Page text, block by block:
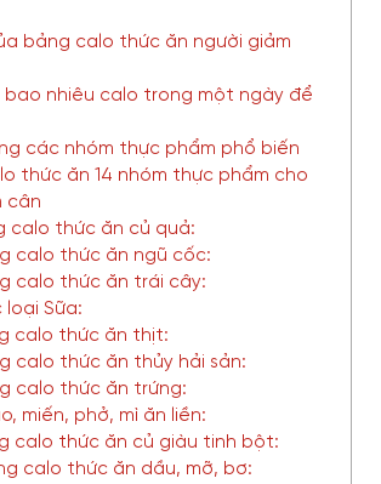
bảng calo thức ăn người giảm
bao nhiêu calo trong một ngày để
các nhóm thực phẩm phổ biến
thức ăn 14 nhóm thực phẩm cho
cân
calo thức ăn củ quả:
calo thức ăn ngũ cốc:
calo thức ăn trái cây:
loại Sữa:
calo thức ăn thịt:
calo thức ăn thủy hải sản:
calo thức ăn trứng:
miến, phở, mì ăn liền:
calo thức ăn củ giàu tinh bột:
calo thức ăn dầu, mỡ, bơ: